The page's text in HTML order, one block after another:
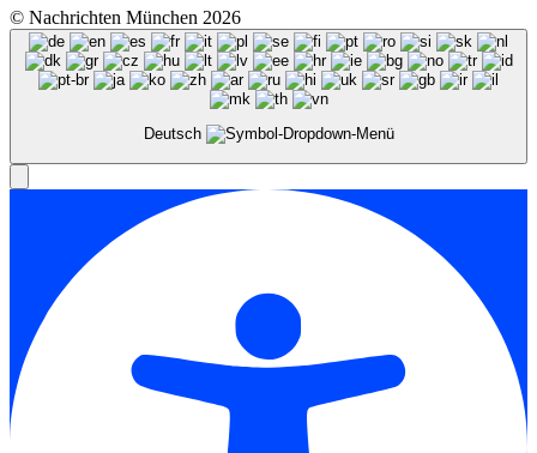
© Nachrichten München 2026
Deutsch